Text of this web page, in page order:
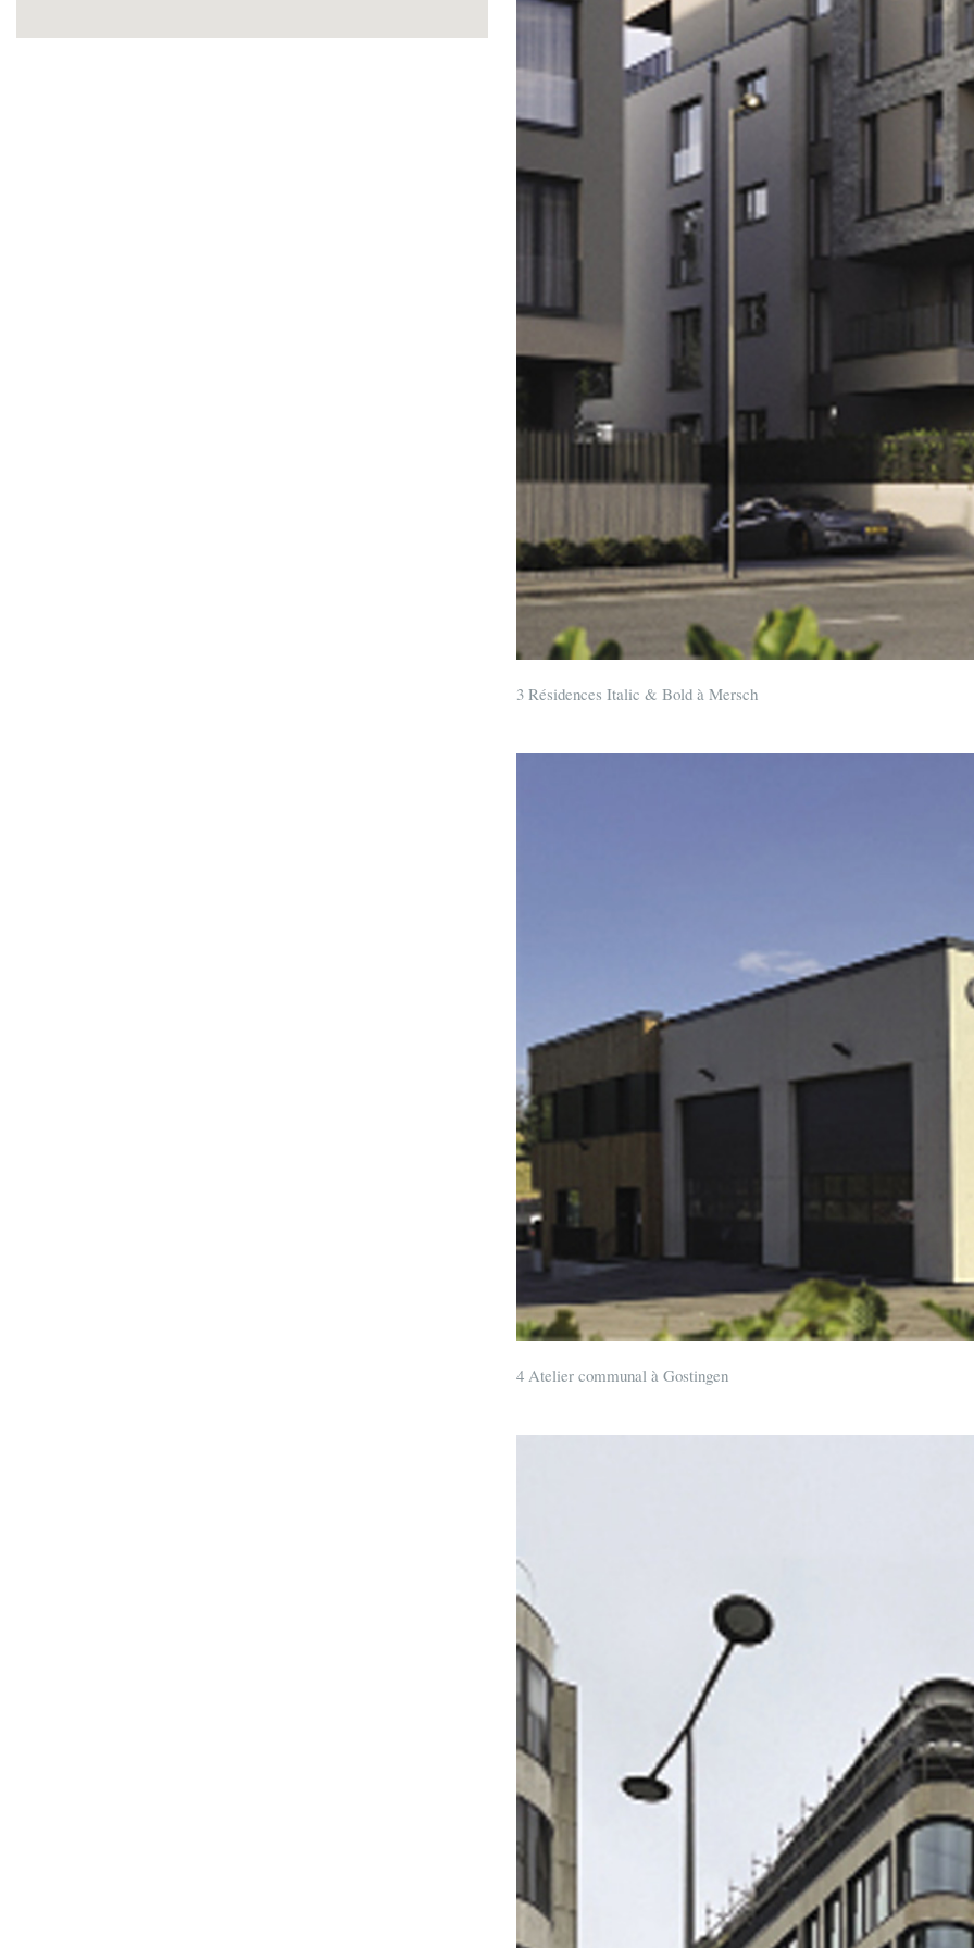
3 Résidences Italic & Bold à Mersch
4 Atelier communal à Gostingen